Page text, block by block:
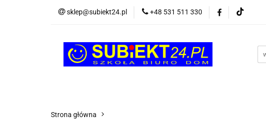
sklep@subiekt24.pl +48 531 511 330
SZKOLNE BIUROWE
ŚWIĄTECZNE i OKAZJONALNE
Strona główna